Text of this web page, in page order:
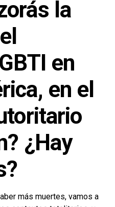
la
en
en el
¿Hay
más muertes, vamos a